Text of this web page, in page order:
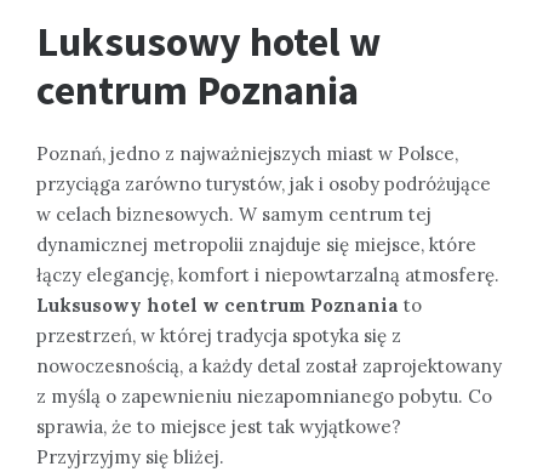
Luksusowy hotel w
centrum Poznania
Poznań, jedno z najważniejszych miast w Polsce,
przyciąga zarówno turystów, jak i osoby podróżujące
w celach biznesowych. W samym centrum tej
dynamicznej metropolii znajduje się miejsce, które
łączy elegancję, komfort i niepowtarzalną atmosferę.
Luksusowy hotel w centrum Poznania to
przestrzeń, w której tradycja spotyka się z
nowoczesnością, a każdy detal został zaprojektowany
z myślą o zapewnieniu niezapomnianego pobytu. Co
sprawia, że to miejsce jest tak wyjątkowe?
Przyjrzyjmy się bliżej.